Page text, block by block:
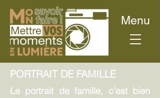
Menu
PORTRAIT DE FAMILLE
Le portrait de famille, c’est bien